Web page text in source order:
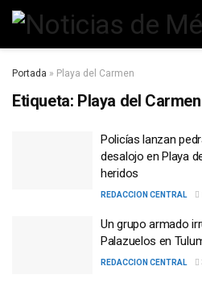
Portada » Playa del Carmen
Etiqueta: Playa del Carmen
Policías lanzan
desalojo en Playa
heridos
REDACCION CENTRAL
Un grupo armado
Palazuelos en
REDACCION CENTRAL